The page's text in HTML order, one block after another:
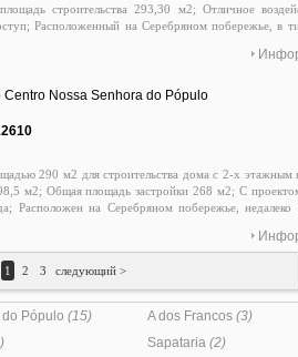
строительства 293,30 м2; Отличное
Расположенный на Серебряном побережье, в
Пениче, пляж Дель Рей, Луринха (Айя Уайт -
Augustinhocosta@casas-de-prata. Pt
Nossa Senhora do Pópulo
290 м2 для строительства дома с 2-х
м2; Общая площадь застройки 268 м2; С
Расположен на Серебряном побережье, недалеко
Синтра и аэропорт Лиссабона; Агостиньо
de-prata. ru
1 2 3 следующий >
Pópulo (15)
A dos Francos (3)
Sapataria (2)